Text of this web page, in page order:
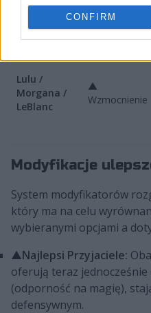
CONFIRM
▲
Wzmocnienie
Lulu /
Morgana /
LeBlanc
▲
Wzmocnienie
Modyfikacje
System modyfikatorów
który ma na celu
wybieranymi opcjami a
▲Najlepsi Przyjaciele:
oferują teraz
(odporność na magię),
defensywnym.